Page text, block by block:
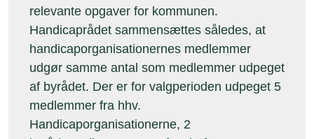
relevante opgaver for kommunen.
Handicaprådet sammensættes således, at
handicaporganisationernes medlemmer
udgør samme antal som medlemmer udpeget
af byrådet. Der er for valgperioden udpeget 5
medlemmer fra hhv.
Handicaporganisationerne, 2